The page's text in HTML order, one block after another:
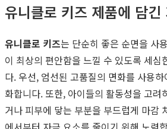
유니클로 키즈 제품에 담긴
유니클로 키즈는 단순히 좋은 순면을 사
이 최상의 편안함을 느낄 수 있도록 세심
다. 우선, 엄선된 고품질의 면화를 사용
화합니다. 또한, 아이들의 활동성을 고려
거나 피부에 닿는 부분을 부드럽게 마감